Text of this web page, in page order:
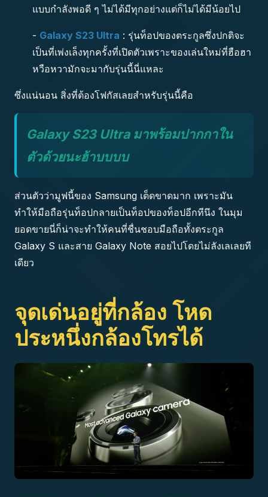
แบบกำลังพอดี ๆ ไม่ได้มีทุกอย่างแต่ก็ไม่ได้มีน้อยไป
- Galaxy S23 Ultra : รุ่นท็อปของตระกูลซึ่งปกติจะ
เป็นที่เพ่งเล็งทุกครั้งที่เปิดตัวเพราะของเล่นใหม่ที่ฮือฮา
หวือหวามักจะมากับรุ่นนี้นี่แหละ
ซึ่งแน่นอน สิ่งที่ต้องโฟกัสเลยสำหรับรุ่นนี้คือ
Galaxy S23 Ultra มาพร้อมปากกาใน
ตัวด้วยนะฮ้าบบบบ
ส่วนตัวว่ามูฟนี้ของ Samsung เด็ดขาดมาก เพราะมัน
ทำให้มือถือรุ่นท็อปกลายเป็นท็อปของท็อปอีกทีนึง ในมุม
ยอดขายนี่ก็น่าจะทำให้คนที่ชื่นชอบมือถือทั้งตระกูล
Galaxy S และสาย Galaxy Note สอยไปโดยไม่ลังเลเลยที
เดียว
จุดเด่นอยู่ที่กล้อง โหด
ประหนึ่งกล้องโทรได้